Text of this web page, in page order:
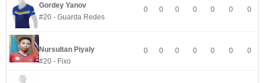
Gordey Yanov
#20 - Guarda Redes
0 0 0 0 0 0 0
Nursultan Piyaly
#20 - Fixo
0 0 0 0 0 0 0